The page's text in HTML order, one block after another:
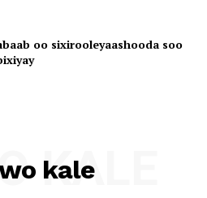
oo sixirooleyaashooda soo
kale
KALE